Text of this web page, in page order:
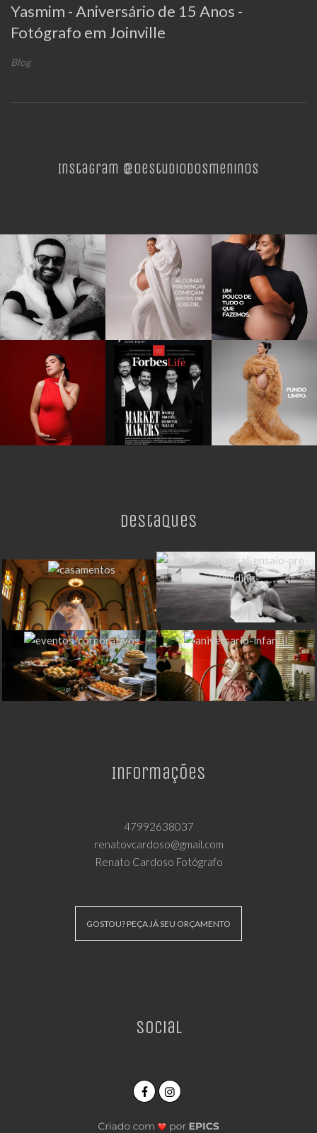
Yasmim - Aniversário de 15 Anos -
Fotógrafo em Joinville
Blog
Instagram @oestudiodosmeninos
Destaques
Informações
47992638037
renatovcardoso@gmail.com
Renato Cardoso Fotógrafo
GOSTOU? PEÇA JÁ SEU ORÇAMENTO
Social